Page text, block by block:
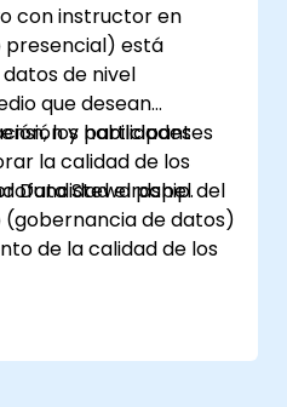
tuberías de Big Data.
de integración de
con instructor en
presencial) está
de nivel
que desean
y habilidades
la calidad de los
Data Stewardship.
los participantes
el papel del
de datos)
de la calidad de los
de calidad de los